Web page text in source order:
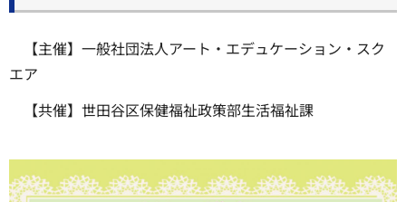
【主催】一般社団法人アート・エデュケーション・スク
エア
【共催】世田谷区保健福祉政策部生活福祉課